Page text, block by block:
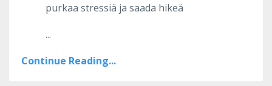
purkaa stressiä ja saada hikeä
...
Continue Reading...